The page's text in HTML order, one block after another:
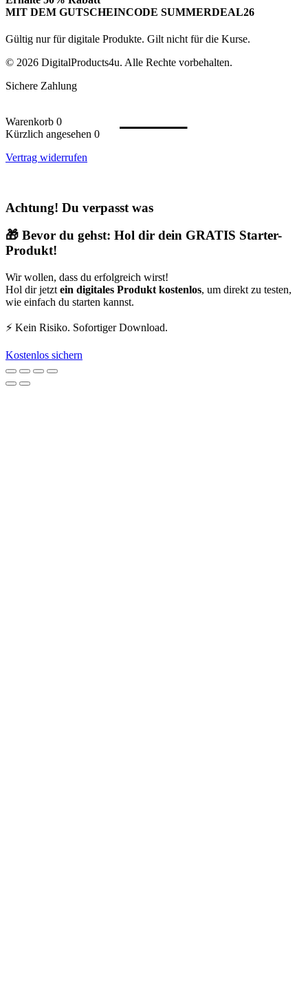
AGB
Datenschutzerklärung
Blog
Referenzen
Affiliate Partner werden
Affiliate Login
MIT DEM GUTSCHEINCODE SUMMERDEAL26
Gültig nur für digitale Produkte. Gilt nicht für die Kurse.
© 2026 DigitalProducts4u. Alle Rechte vorbehalten.
Sichere Zahlung
Warenkorb 0
Kürzlich angesehen 0
Vertrag widerrufen
Achtung! Du verpasst was
🎁 Bevor du gehst: Hol dir dein GRATIS Starter-
Produkt!
Wir wollen, dass du erfolgreich wirst!
Hol dir jetzt ein digitales Produkt kostenlos, um direkt zu testen,
wie einfach du starten kannst.
⚡ Kein Risiko. Sofortiger Download.
Kostenlos sichern